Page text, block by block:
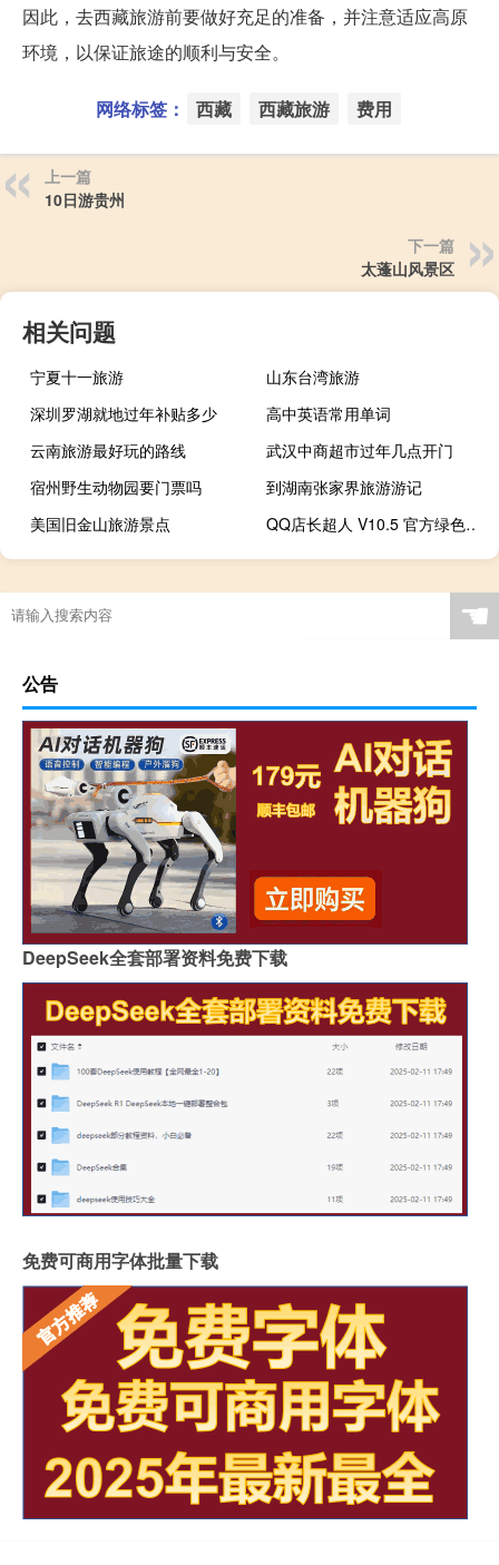
因此，去西藏旅游前要做好充足的准备，并注意适应高原
环境，以保证旅途的顺利与安全。
网络标签： 西藏 西藏旅游 费用
上一篇
10日游贵州
下一篇
太蓬山风景区
相关问题
宁夏十一旅游
山东台湾旅游
深圳罗湖就地过年补贴多少
高中英语常用单词
云南旅游最好玩的路线
武汉中商超市过年几点开门
宿州野生动物园要门票吗
到湖南张家界旅游游记
美国旧金山旅游景点
QQ店长超人 V10.5 官方绿色版（QQ店长超人 V10.5 官方绿色版功能简介）
☚
公告
DeepSeek全套部署资料免费下载
免费可商用字体批量下载